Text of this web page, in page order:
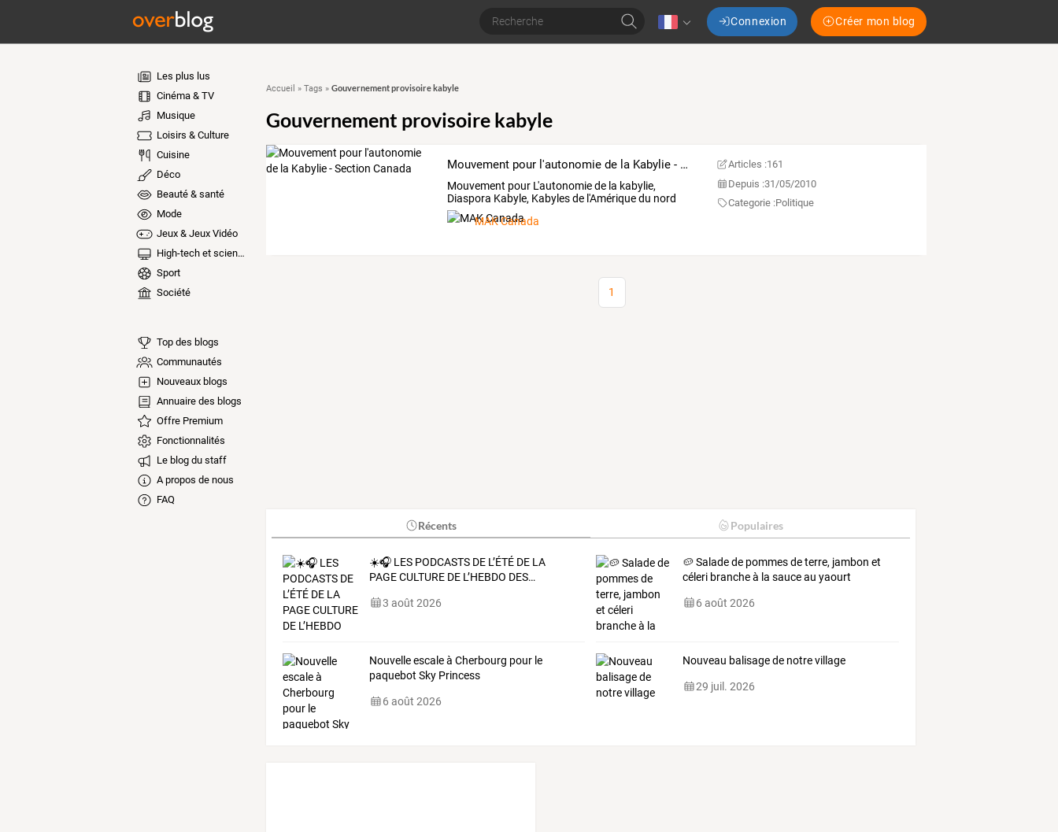
Connexion Créer mon blog
Les plus lus
Cinéma & TV
Musique
Loisirs & Culture
Cuisine
Déco
Beauté & santé
Mode
Jeux & Jeux Vidéo
High-tech et sciences
Sport
Société
Top des blogs
Communautés
Nouveaux blogs
Annuaire des blogs
Offre Premium
Fonctionnalités
Le blog du staff
A propos de nous
FAQ
Accueil » Tags » Gouvernement provisoire kabyle
Gouvernement provisoire kabyle
Mouvement pour l'autonomie de la Kabylie - Section Canada
Mouvement pour L'autonomie de la kabylie,
Diaspora Kabyle, Kabyles de l'Amérique du nord
MAK Canada
Articles :161
Depuis :31/05/2010
Categorie :Politique
1
Récents Populaires
☀️🎧LESPODCASTSDEL’ÉTÉDELA
PAGECULTUREDEL’HEBDO DES…
3 août 2026
🥔 Salade de pommes de terre, jambon et
céleri branche à la sauce au yaourt
6 août 2026
Nouvelle escale à Cherbourg pour le
paquebot Sky Princess
6 août 2026
Nouveau balisage de notre village
29 juil. 2026